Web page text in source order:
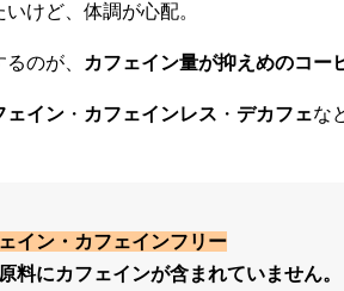
けど、体調が心配。
のが、 カフェイン量が抑えめのコー
ェイン ・ カフェインレス ・ デカフェな
イン・カフェインフリー
料にカフェインが含まれていません。